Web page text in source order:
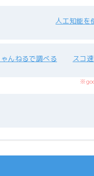
人工知能を
んねるで調べる スコ